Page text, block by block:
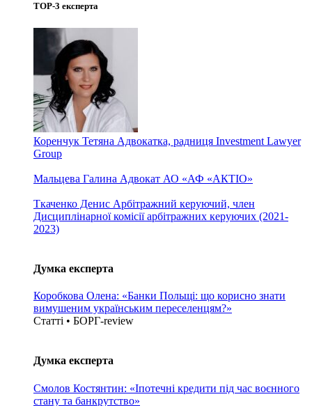
TOP-3 експерта
Коренчук Тетяна Адвокатка, радниця Investment Lawyer
Group
Мальцева Галина Адвокат АО «АФ «АКТІО»
Ткаченко Денис Арбітражний керуючий, член
Дисциплінарної комісії арбітражних керуючих (2021-
2023)
Думка експерта
Коробкова Олена: «Банки Польщі: що корисно знати
вимушеним українським переселенцям?»
Статті • БОРГ-review
Думка експерта
Смолов Костянтин: «Іпотечні кредити під час воєнного
стану та банкрутство»